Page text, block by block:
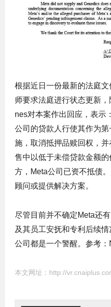
根据近日一份最新的法庭
师要求法庭进行状态更新
nes对本案作出回应，表示：
公司的贷款人行使其作为
施，取消抵押品赎回权，
售中以低于未偿贷款金额
方，Meta公司已资不抵债
顾问或提供解决方案。
尽管目前并不确定Meta还
及其员工安抚和专利后续
公司都是一个警醒。参考
本文网址： http://